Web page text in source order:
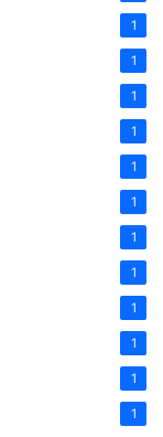
1
1
1
1
1
1
1
1
1
1
1
1